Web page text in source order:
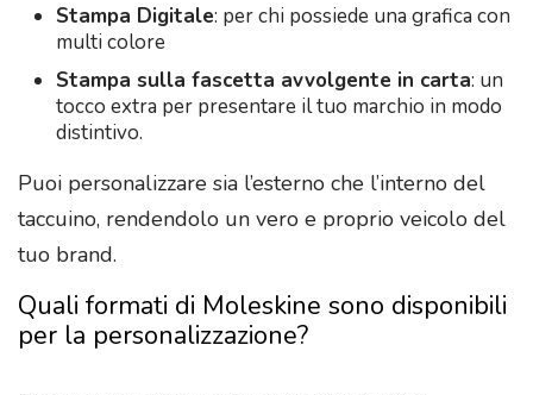
Stampa Digitale: per chi possiede una grafica con
multi colore
Stampa sulla fascetta avvolgente in carta: un
tocco extra per presentare il tuo marchio in modo
distintivo.
Puoi personalizzare sia l’esterno che l’interno del
taccuino, rendendolo un vero e proprio veicolo del
tuo brand.
Quali formati di Moleskine sono disponibili
per la personalizzazione?